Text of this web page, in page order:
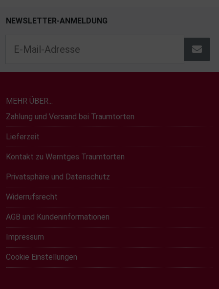
NEWSLETTER-ANMELDUNG
MEHR ÜBER...
Zahlung und Versand bei Traumtorten
Lieferzeit
Kontakt zu Werntges Traumtorten
Privatsphäre und Datenschutz
Widerrufsrecht
AGB und Kundeninformationen
Impressum
Cookie Einstellungen